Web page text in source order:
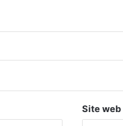
Site web